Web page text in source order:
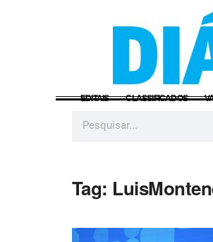
EDITAIS CLASSIFICADOS
Tag: